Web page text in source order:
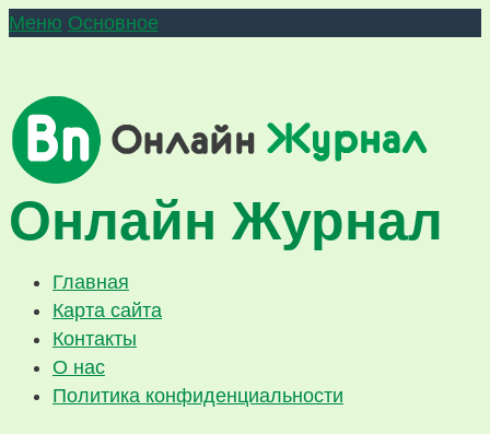
Меню Основное
Онлайн Журнал
Главная
Карта сайта
Контакты
О нас
Политика конфиденциальности